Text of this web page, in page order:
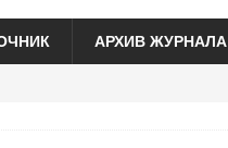
АРХИВ ЖУРНАЛА